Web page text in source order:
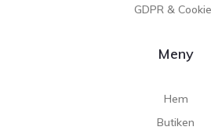
GDPR &
Meny
Hem
Butiken